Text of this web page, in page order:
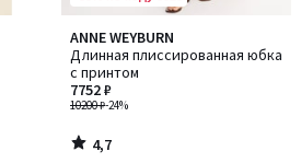
ANNE WEYBURN
Длинная плиссированная юбка
с принтом
10200 ₽-24%
7752 ₽
4,7
/ 5
4,7
/